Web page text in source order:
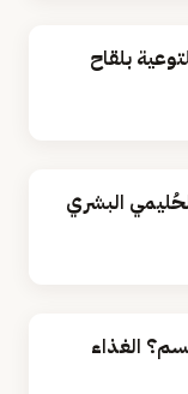
بلقاح
البشري
الغذاء